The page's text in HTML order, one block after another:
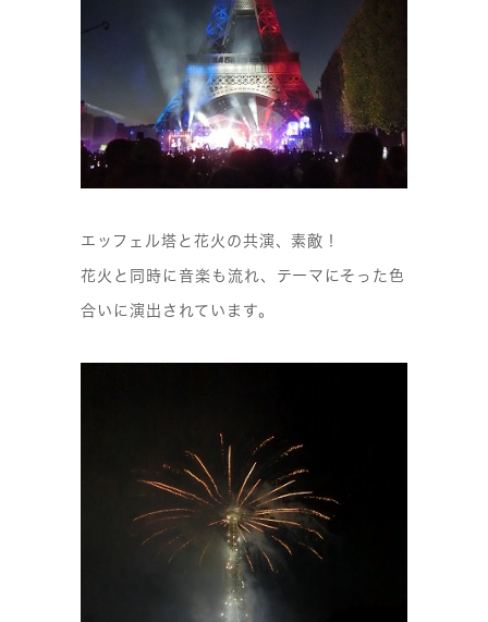
エッフェル塔と花火の共演、素敵！
花火と同時に音楽も流れ、テーマにそった色
合いに演出されています。